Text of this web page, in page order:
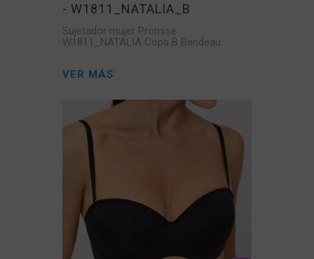
- W1811_NATALIA_B
Sujetador mujer Promise
W1811_NATALIA Copa B Bandeau
VER MÁS